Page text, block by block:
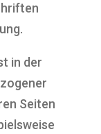
in der
Seiten